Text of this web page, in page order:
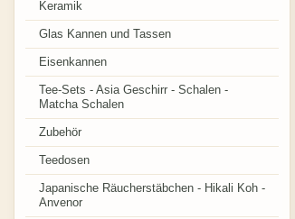
Keramik
Glas Kannen und Tassen
Eisenkannen
Tee-Sets - Asia Geschirr - Schalen -
Matcha Schalen
Zubehör
Teedosen
Japanische Räucherstäbchen - Hikali Koh -
Anvenor